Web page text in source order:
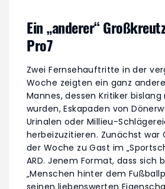
Ein „anderer“
Pro7
Zwei Fernsehauftritte in der
Woche zeigten ein ganz
Mannes, dessen Kritiker
wurden, Eskapaden von
Urinalen oder Millieu-
herbeizuzitieren. Zunächst war
der Woche zu Gast im
ARD. Jenem Format, dass sich
„Menschen hinter dem